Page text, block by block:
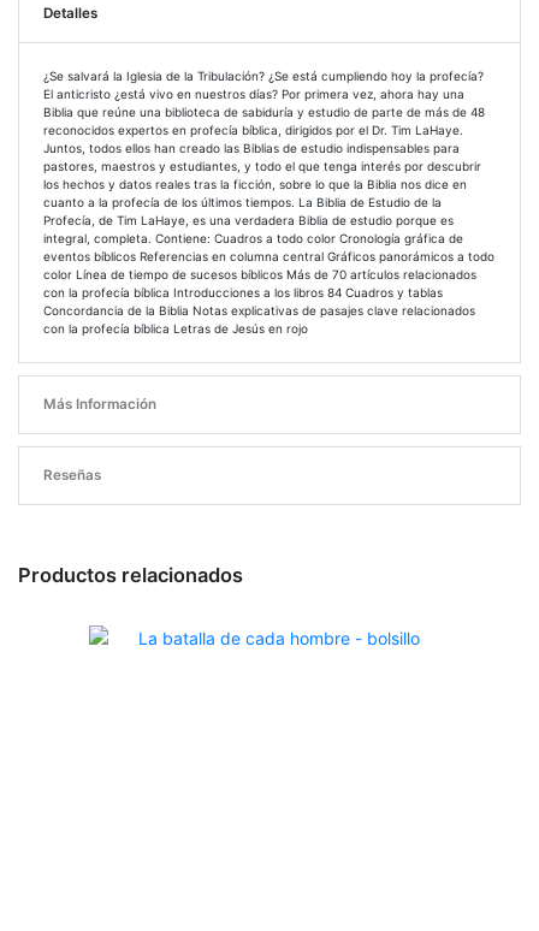
Detalles
¿Se salvará la Iglesia de la Tribulación? ¿Se está cumpliendo hoy la profecía?
El anticristo ¿está vivo en nuestros días? Por primera vez, ahora hay una
Biblia que reúne una biblioteca de sabiduría y estudio de parte de más de 48
reconocidos expertos en profecía bíblica, dirigidos por el Dr. Tim LaHaye.
Juntos, todos ellos han creado las Biblias de estudio indispensables para
pastores, maestros y estudiantes, y todo el que tenga interés por descubrir
los hechos y datos reales tras la ficción, sobre lo que la Biblia nos dice en
cuanto a la profecía de los últimos tiempos. La Biblia de Estudio de la
Profecía, de Tim LaHaye, es una verdadera Biblia de estudio porque es
integral, completa. Contiene: Cuadros a todo color Cronología gráfica de
eventos bíblicos Referencias en columna central Gráficos panorámicos a todo
color Línea de tiempo de sucesos bíblicos Más de 70 artículos relacionados
con la profecía bíblica Introducciones a los libros 84 Cuadros y tablas
Concordancia de la Biblia Notas explicativas de pasajes clave relacionados
con la profecía bíblica Letras de Jesús en rojo
Más Información
Reseñas
Productos relacionados